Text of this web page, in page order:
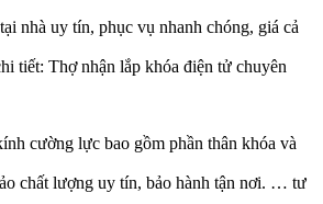
nhà uy tín, phục vụ nhanh chóng, giá cả
tiết: Thợ nhận lắp khóa điện tử chuyên
cường lực bao gồm phần thân khóa và
chất lượng uy tín, bảo hành tận nơi. … tư